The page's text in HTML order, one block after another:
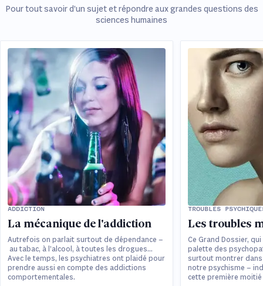
Pour tout savoir d’un sujet et répondre aux grandes questions des
sciences humaines
ADDICTION
La mécanique de l'addiction
Autrefois on parlait surtout de dépendance –
au tabac, à l’alcool, à toutes les drogues…
Avec le temps, les psychiatres ont plaidé pour
prendre aussi en compte des addictions
comportementales.
TROUBLES
Les troubles
Ce Grand Dossier,
palette des
surtout montrer
notre psychisme –
cette première moitié